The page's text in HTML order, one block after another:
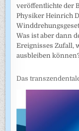
veröffentlichte der
Physiker Heinrich
Was ist aber dann
Ereignisses Zufall,
ausbleiben
Das